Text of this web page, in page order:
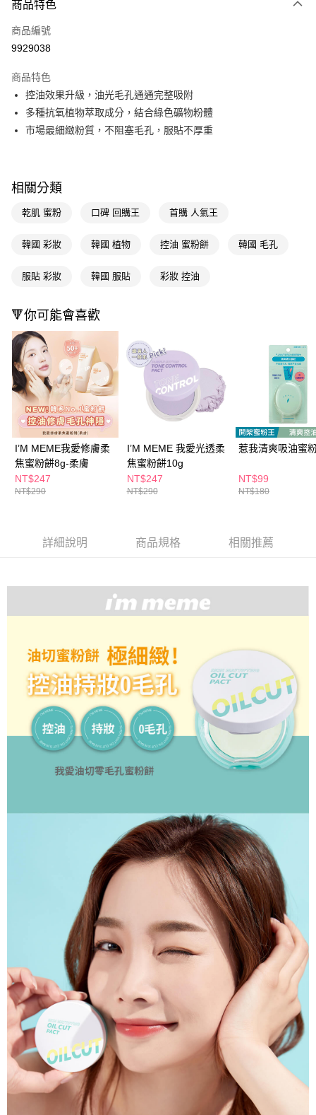
POYA支付
信用卡一次付款
LINE Pay
Apple Pay
Google Pay
相關說明
便利好安心！
２．便利：只要手機號碼，簡訊認證，即可結帳。
３．安心：先確認商品／服務後，再付款。
【「AFTEE先享後付」結帳流程】
１．於結帳方式選擇「AFTEE先享後付」後，將跳轉至「AFTEE先享後付」
結帳頁面，進行簡訊認證並確認金額後，即可完成結帳。
２．訂單成立數日內，您將收到繳費通知簡訊。
３．收到繳費通知簡訊後14天內，點擊此簡訊中的連結，可透過四大超商／
ATM／網路銀行／等多元方式進行付款，方視為交易完成。
※ 請注意：結帳手續完成當下不需立刻繳費，但若您需要取消訂單，請聯絡
購買商品的店家。未經商家同意取消之訂單仍視為有效，需透過AFTEE先享
後付繳納相關費用。
※ 交易是否成功請以「AFTEE先享後付 」之結帳頁面顯示為準，若有關於
是否繳費成功／繳費後需取消欲退款等相關疑問，請聯繫「AFTEE先享後付
客戶支援中心」
https://netprotections.freshdesk.com/support/home
易，需依本服務之必要範圍內提供個人資料，並將交易相關給付款項請求債
權轉讓予恩沛科技股份有限公司。
３．未成年的使用者請事先徵得法定代理人或監護人之同意方可使用
「AFTEE先享後付」，若未經同意申辦者引起之損失，本公司不負相關責
請求用戶進行身份認證。
５．嚴禁一人註冊多個帳號或使用他人資訊註冊。若發現惡意使用之情形，
恩沛科技股份有限公司將有權停止該用戶之使用額度並採取法律行動。
全家取貨付款
每筆NT$65，滿NT$390(含以上)免運費
付款後全家取貨
每筆NT$65，滿NT$390(含以上)免運費
萊爾富取貨付款
每筆NT$65，滿NT$490(含以上)免運費
付款後萊爾富取貨
每筆NT$65，滿NT$490(含以上)免運費
付款後7-11取貨
每筆NT$100，滿NT$790(含以上)免運費
每筆NT$80，滿NT$290(含以上)免運費
商品特色
商品編號
9929038
商品特色
控油效果升級，油光毛孔通通完整吸附
多種抗氧植物萃取成分，結合綠色礦物粉體
市場最細緻粉質，不阻塞毛孔，服貼不厚重
相關分類
乾肌 蜜粉 口碑 回購王 首購 人氣王
韓國 彩妝 韓國 植物 控油 蜜粉餅 韓國 毛孔
服貼 彩妝 韓國 服貼 彩妝 控油
🔻你可能會喜歡
I’M MEME我愛修膚柔
焦蜜粉餅8g-柔膚
NT$247
NT$290
I’M MEME 我愛光透柔
焦蜜粉餅10g
NT$247
NT$290
惹我清爽吸油蜜
NT$99
NT$180
詳細說明 商品規格 相關推薦